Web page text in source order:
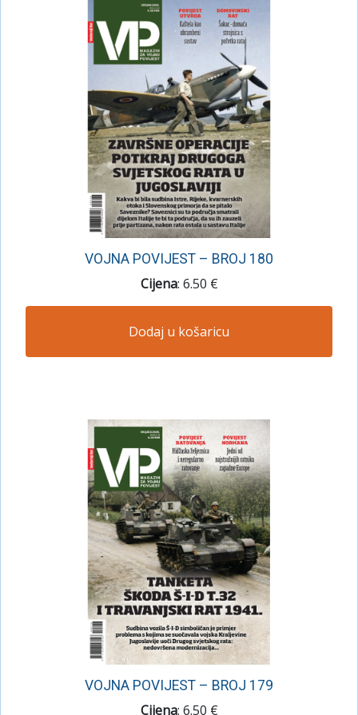
VOJNA POVIJEST – BROJ 180
Cijena: 6.50 €
Dodaj u košaricu
VOJNA POVIJEST – BROJ 179
Cijena: 6.50 €